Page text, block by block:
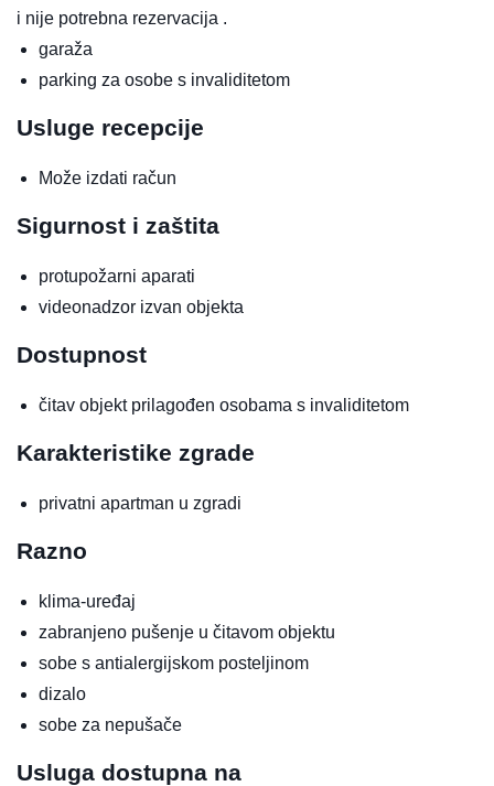
i nije potrebna rezervacija .
garaža
parking za osobe s invaliditetom
Usluge recepcije
Može izdati račun
Sigurnost i zaštita
protupožarni aparati
videonadzor izvan objekta
Dostupnost
čitav objekt prilagođen osobama s invaliditetom
Karakteristike zgrade
privatni apartman u zgradi
Razno
klima-uređaj
zabranjeno pušenje u čitavom objektu
sobe s antialergijskom posteljinom
dizalo
sobe za nepušače
Usluga dostupna na